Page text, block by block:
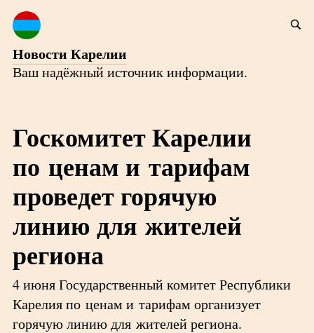
Новости Карелии
Ваш надёжный источник информации.
Госкомитет Карелии
по ценам и тарифам
проведет горячую
линию для жителей
региона
4 июня Государственный комитет Республики
Карелия по ценам и тарифам организует
горячую линию для жителей региона.